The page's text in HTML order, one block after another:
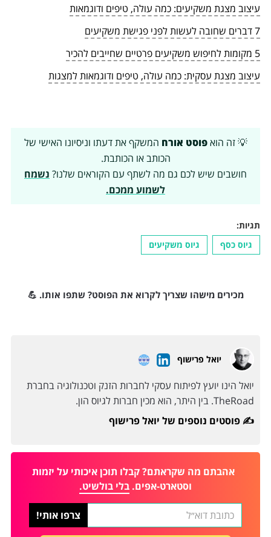
עיצוב מצגת משקיעים: כמה עולה, טיפים ודוגמאות
7 דברים שחובה לעשות לפני פגישת משקיעים
5 מקומות לחיפוש משקיעים פרטיים שחייבים להכיר
עיצוב מצגת עסקית: כמה עולה, טיפים ודוגמאות למצגות
💡 זה הואפוסט אורח המשקף את דעתו וניסיונו האישי של
הכותב או הכותבת.
חושבים שיש לכם גם מה לשתף עם הקוראים שלנו? נשמח
לשמוע ממכם.
תגיות:
גיוס כסף
גיוס משקיעים
מכירים מישהו שצריך לקרוא את הפוסט? שתפו אותו. 💪
יואל פרישוף
יואל הינו יועץ לפיתוח עסקי לחברות הזנק וטכנולוגיה בחברת
TheRoad. בין היתר, הוא מכין חברות לגיוס הון.
פוסטים נוספים של יואל פרישוף ✍️
אהבתם מה שקראתם? קבלו תוכן איכותי על יזמות
וסטארט-אפים. בלי בולשיט.